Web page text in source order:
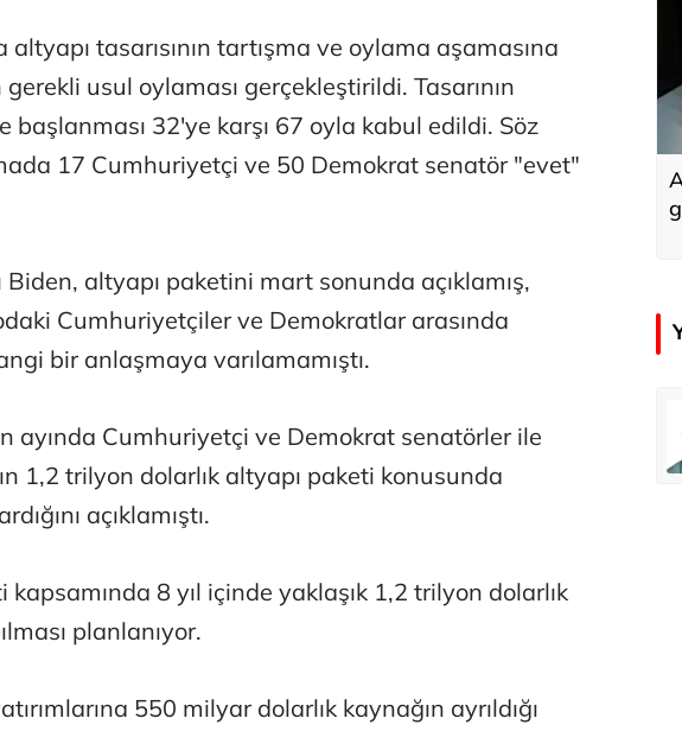
tasarısının tartışma ve oylama aşamasına
usul oylaması gerçekleştirildi. Tasarının
başlanması 32'ye karşı 67 oyla kabul edildi. Söz
17 Cumhuriyetçi ve 50 Demokrat senatör "evet"
Biden, altyapı paketini mart sonunda açıklamış,
Cumhuriyetçiler ve Demokratlar arasında
bir anlaşmaya varılamamıştı.
ayında Cumhuriyetçi ve Demokrat senatörler ile
1,2 trilyon dolarlık altyapı paketi konusunda
açıklamıştı.
kapsamında 8 yıl içinde yaklaşık 1,2 trilyon dolarlık
planlanıyor.
550 milyar dolarlık kaynağın ayrıldığı
Mağaza açılışı